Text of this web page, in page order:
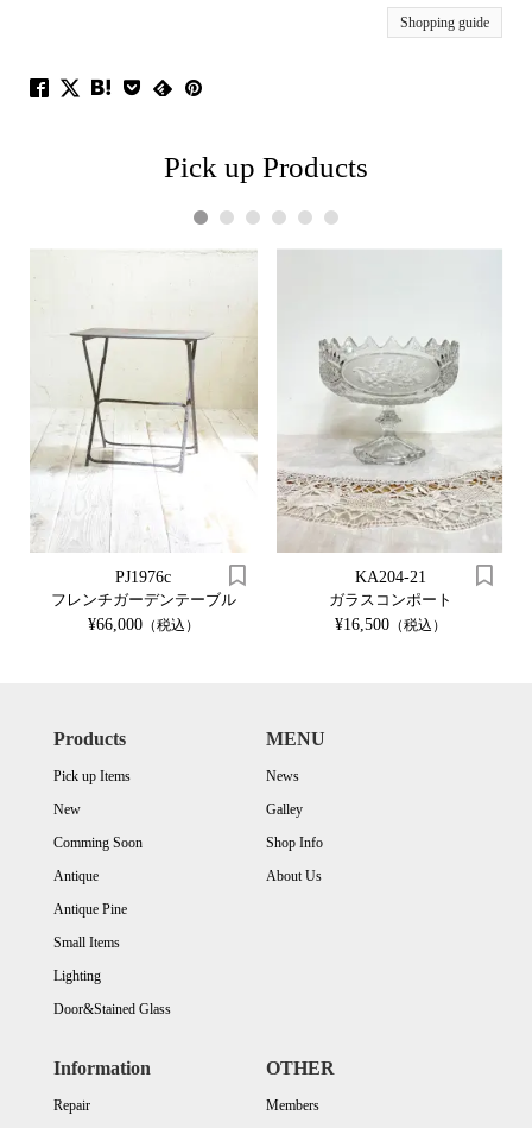
Shopping guide
Pick up Products
PJ1976c
フレンチガーデンテーブル
¥66,000（税込）
KA204-21
ガラスコンポート
¥16,500（税込）
1 2 3 4 5 6
Products
Pick up Items
New
Comming Soon
Antique
Antique Pine
Small Items
Lighting
Door&Stained Glass
MENU
News
Galley
Shop Info
About Us
Information
Repair
OTHER
Members